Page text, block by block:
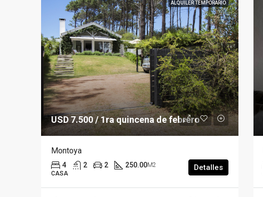
ALQUILER TEMPORARIO
USD 7.500 / 1ra quincena de febrero
Montoya
4 2 2 250.00M2
CASA
Detalles